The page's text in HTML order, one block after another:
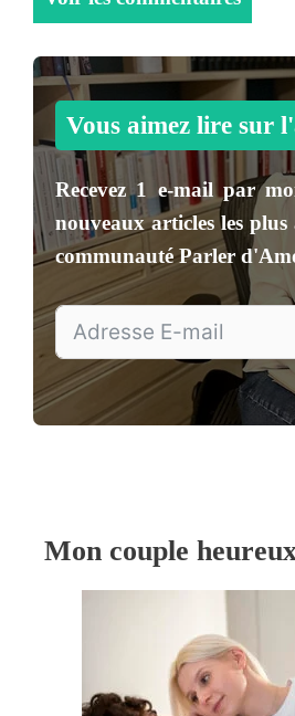
Vous aimez lire sur
Recevez1 e-mail par
nouveaux articles les
communautéParler
Mon couple